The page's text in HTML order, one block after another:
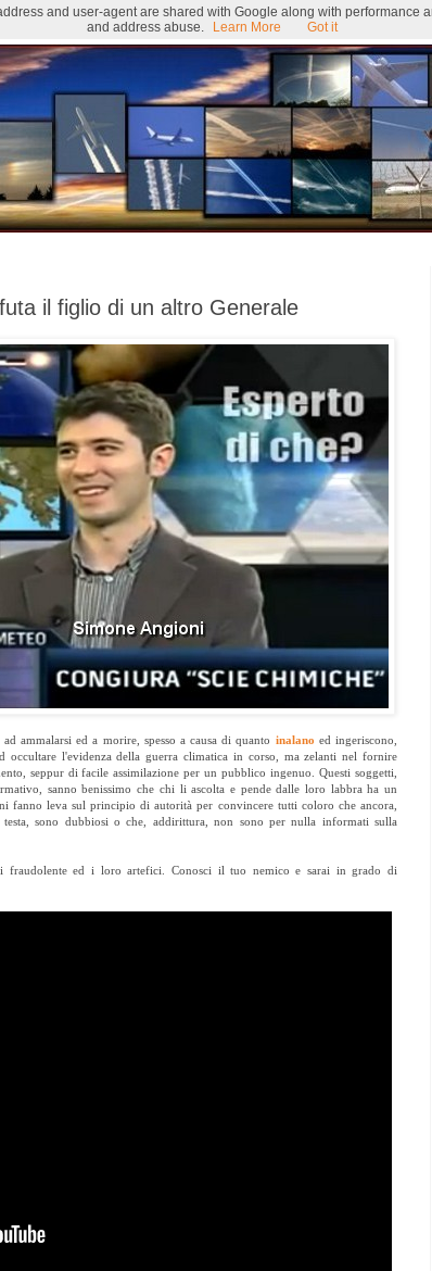
il figlio di un altro Generale
ammalarsi ed a morire, spesso a causa di quanto inalano ed ingeriscono,
l'evidenza della guerra climatica in corso, ma zelanti nel fornire
seppur di facile assimilazione per un pubblico ingenuo. Questi soggetti,
sanno benissimo che chi li ascolta e pende dalle loro labbra ha un
fanno leva sul principio di autorità per convincere tutti coloro che ancora,
sono dubbiosi o che, addirittura, non sono per nulla informati sulla
fraudolente ed i loro artefici. Conosci il tuo nemico e sarai in grado di
and user-agent are shared with Google along with
and address abuse.
Learn More Got it